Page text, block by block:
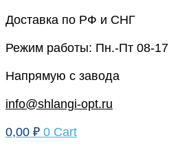
Перейти
содержимому
Доставка по РФ и СНГ
Режим работы: Пн.-Пт 08-17
Напрямую с завода
info@shlangi-opt.ru
0,00 ₽ 0 Cart